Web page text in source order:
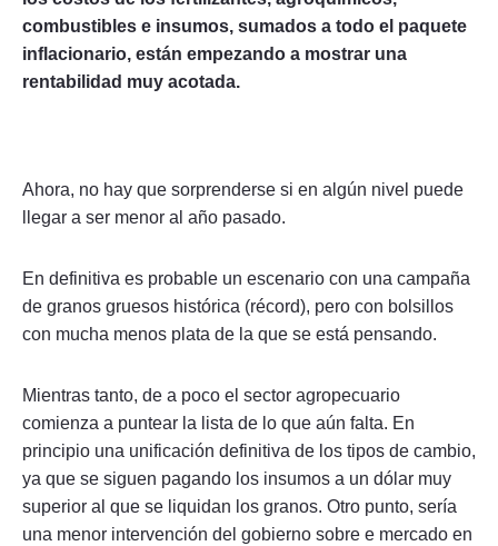
combustibles e insumos, sumados a todo el paquete
inflacionario, están empezando a mostrar una
rentabilidad muy acotada.
Ahora, no hay que sorprenderse si en algún nivel puede
llegar a ser menor al año pasado.
En definitiva es probable un escenario con una campaña
de granos gruesos histórica (récord), pero con bolsillos
con mucha menos plata de la que se está pensando.
Mientras tanto, de a poco el sector agropecuario
comienza a puntear la lista de lo que aún falta. En
principio una unificación definitiva de los tipos de cambio,
ya que se siguen pagando los insumos a un dólar muy
superior al que se liquidan los granos. Otro punto, sería
una menor intervención del gobierno sobre e mercado en